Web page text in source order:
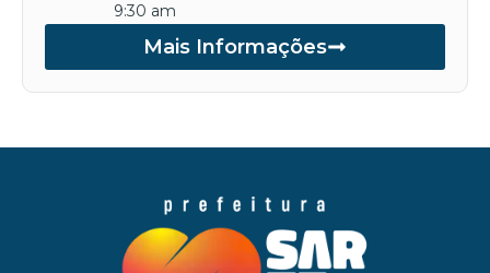
9:30 am
Mais Informações